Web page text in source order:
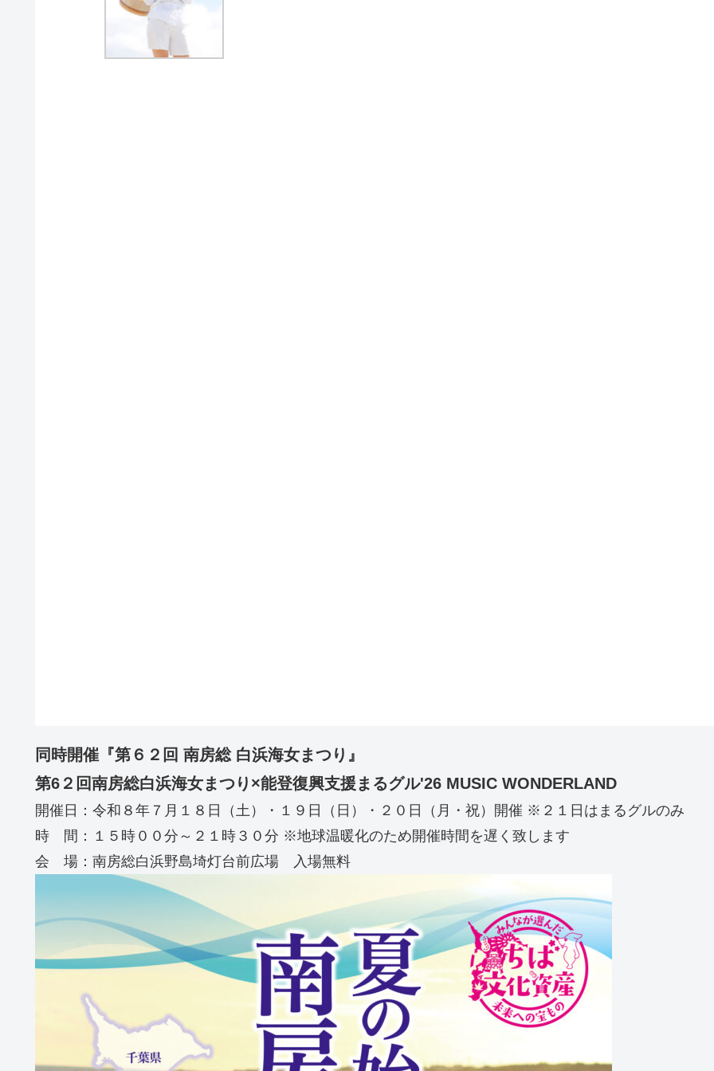
同時開催『第６２回 南房総 白浜海女まつり』
第6２回南房総白浜海女まつり×能登復興支援まるグル'26 MUSIC WONDERLAND
開催日：令和８年７月１８日（土）・１９日（日）・２０日（月・祝）開催 ※２１日はまるグルのみ
時 間：１５時００分～２１時３０分 ※地球温暖化のため開催時間を遅く致します
会 場：南房総白浜野島埼灯台前広場 入場無料